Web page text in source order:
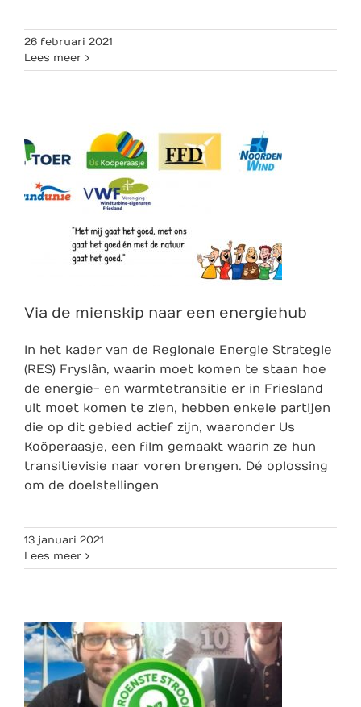
26 februari 2021
Lees meer
Via de mienskip naar een energiehub
In het kader van de Regionale Energie Strategie
(RES) Fryslân, waarin moet komen te staan hoe
de energie- en warmtetransitie er in Friesland
uit moet komen te zien, hebben enkele partijen
die op dit gebied actief zijn, waaronder Us
Koöperaasje, een film gemaakt waarin ze hun
transitievisie naar voren brengen. Dé oplossing
om de doelstellingen
13 januari 2021
Lees meer